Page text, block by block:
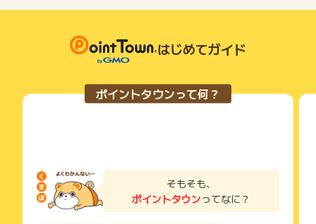
い物を複数回ご利用された場合
・他のポイントサイトや比較サイト、検索サイトなどを経由し
て一度でも同サービス・お買い物を利用されたことがある場合
お申し込みやお買い物後、利用したサイトから送られる購入完
了などのメールは、ポイント獲得するまで必ず保管してくださ
になる可能性もございます。
ン期間が予告なしに変更される場合がございますが、ご利用さ
れた時点の条件が適用されます。
条件を達成しているかどうかは各広告主ではなく、代理店が行
っているため、広告主はポイントに関する詳細を把握しており
ません。
そのため、ポイントタウンのポイントに関するお問い合わせを
得できませんので、ご注意くださいませ。
はじめてガイド
ポイントタウンって何？
そもそも、
ポイントタウンってなに？